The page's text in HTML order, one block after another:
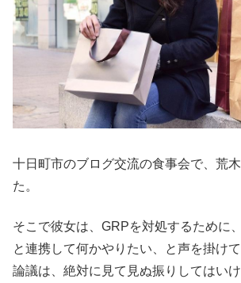
十日町市のブログ交流の食事会で、荒
た。
そこで彼女は、GRPを対処するために
と連携して何かやりたい、と声を掛け
論議は、絶対に見て見ぬ振りしてはい